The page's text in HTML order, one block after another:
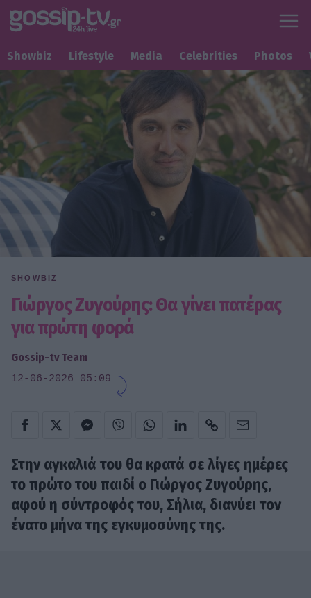
Showbiz Lifestyle Media Celebrities Photos
SHOWBIZ
Γιώργος Ζυγούρης: Θα γίνει πατέρας
για πρώτη φορά
Gossip-tv Team
12-06-2026 05:09
Στην αγκαλιά του θα κρατά σε λίγες ημέρες
το πρώτο του παιδί ο Γιώργος Ζυγούρης,
αφού η σύντροφός του, Σήλια, διανύει τον
ένατο μήνα της εγκυμοσύνης της.